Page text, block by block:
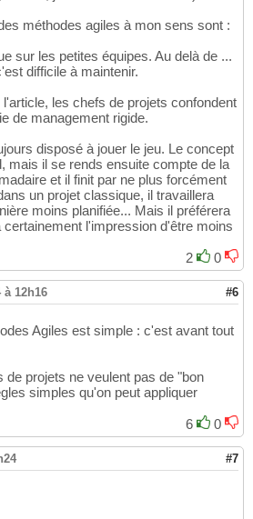
méthodes agiles à mon sens sont :
sur les petites équipes. Au delà de ...
difficile à maintenir.
les chefs de projets confondent
de management rigide.
disposé à jouer le jeu. Le concept
mais il se rends ensuite compte de la
et il finit par ne plus forcément
un projet classique, il travaillera
moins planifiée... Mais il préférera
l'impression d'être moins
2
0
à 12h16 #6
Agiles est simple : c'est avant tout
projets ne veulent pas de "bon
simples qu'on peut appliquer
6
0
#7